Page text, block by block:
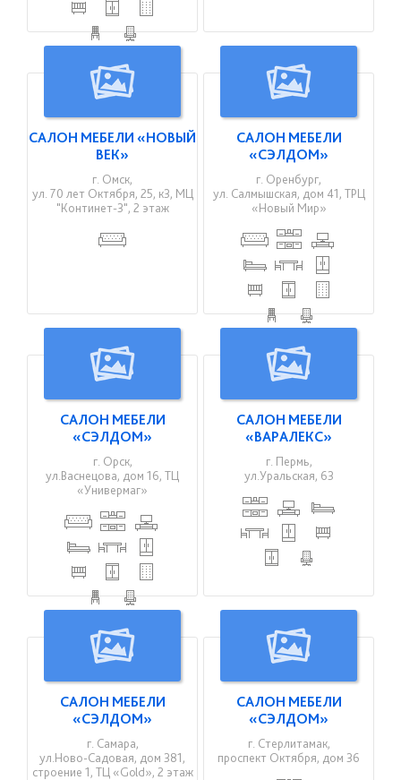
САЛОН МЕБЕЛИ «НОВЫЙ
ВЕК»
г. Омск,
ул. 70 лет Октября, 25, к3, МЦ
"Континет-3", 2 этаж
САЛОН МЕБЕЛИ
«СЭЛДОМ»
г. Оренбург,
ул. Салмышская, дом 41, ТРЦ
«Новый Мир»
САЛОН МЕБЕЛИ
«СЭЛДОМ»
г. Орск,
ул.Васнецова, дом 16, ТЦ
«Универмаг»
САЛОН МЕБЕЛИ
«ВАРАЛЕКС»
г. Пермь,
ул.Уральская, 63
САЛОН МЕБЕЛИ
«СЭЛДОМ»
г. Самара,
ул.Ново-Садовая, дом 381,
строение 1, ТЦ «Gold», 2 этаж
САЛОН МЕБЕЛИ
«СЭЛДОМ»
г. Стерлитамак,
проспект Октября, дом 36